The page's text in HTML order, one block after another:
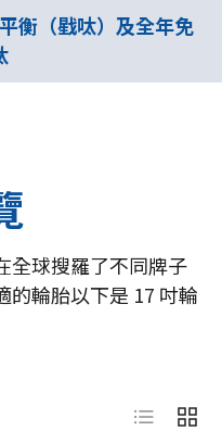
衡（戥呔）及全年免
全球搜羅了不同牌子
的輪胎以下是 17 吋輪
List Grid